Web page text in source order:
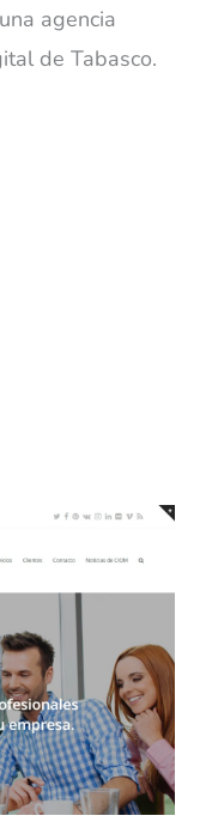
agencia
de Tabasco.